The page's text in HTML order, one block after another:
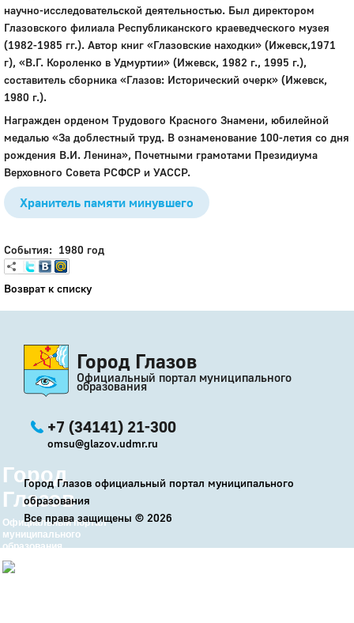
Город
Глазов
Официальный портал
муниципального
образования
научно-исследовательской деятельностью. Был директором
Глазовского филиала Республиканского краеведческого музея
(1982-1985 гг.). Автор книг «Глазовские находки» (Ижевск,1971
г), «В.Г. Короленко в Удмуртии» (Ижевск, 1982 г., 1995 г.),
составитель сборника «Глазов: Исторический очерк» (Ижевск,
1980 г.).
Награжден орденом Трудового Красного Знамени, юбилейной
медалью «За доблестный труд. В ознаменование 100-летия со дня
рождения В.И. Ленина», Почетными грамотами Президиума
Верховного Совета РСФСР и УАССР.
Хранитель памяти минувшего
События: 1980 год
Возврат к списку
Город Глазов
Официальный портал муниципального
образования
+7 (34141) 21-300
omsu@glazov.udmr.ru
Город Глазов официальный портал муниципального
образования
Все права защищены © 2026